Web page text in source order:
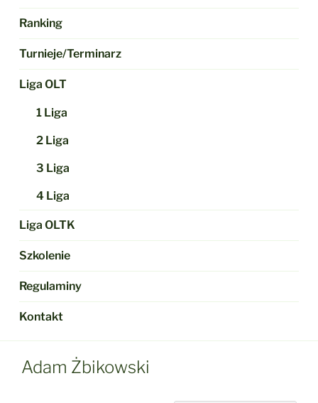
Ranking
Turnieje/Terminarz
Liga OLT
1 Liga
2 Liga
3 Liga
4 Liga
Liga OLTK
Szkolenie
Regulaminy
Kontakt
Adam Żbikowski